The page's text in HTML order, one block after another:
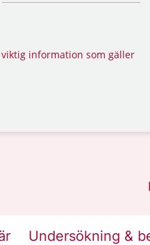
information som gäller
Undersökning &